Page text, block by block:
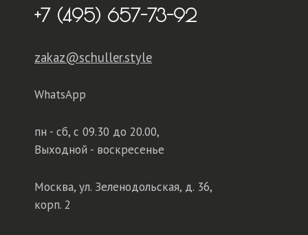
+7 (495) 657-73-92
zakaz@schuller.style
WhatsApp
пн - сб, с 09.30 до 20.00,
Выходной - воскресенье
Москва, ул. Зеленодольская, д. 36,
корп. 2